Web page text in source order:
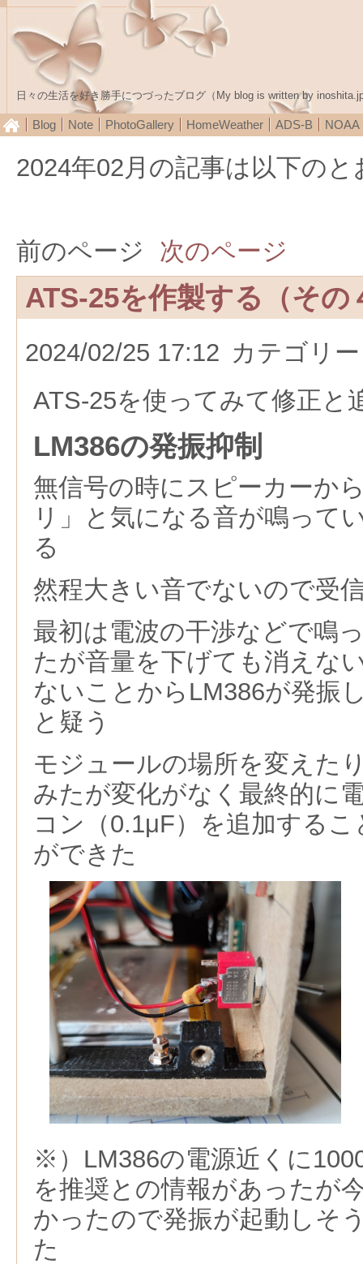
日々の生活を好き勝手につづったブログ（My blog is written by
Blog Note PhotoGallery HomeWeather ADS-B NOAA
2024年02月の記事は以下の
前のページ 次のページ
ATS-25を作製する（その
2024/02/25 17:12 カテゴリ
ATS-25を使ってみて修正と
LM386の発振抑制
無信号の時にスピーカーか
リ」と気になる音が鳴って
る
然程大きい音でないので受
最初は電波の干渉などで鳴
たが音量を下げても消えな
ないことからLM386が発振
と疑う
モジュールの場所を変えた
みたが変化がなく最終的に
コン（0.1μF）を追加する
ができた
※）LM386の電源近くに
を推奨との情報があったが
かったので発振が起動しそ
た